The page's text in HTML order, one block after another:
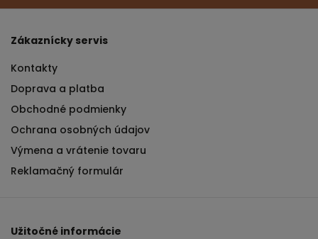
Zákaznícky servis
Kontakty
Doprava a platba
Obchodné podmienky
Ochrana osobných údajov
Výmena a vrátenie tovaru
Reklamačný formulár
Užitočné informácie